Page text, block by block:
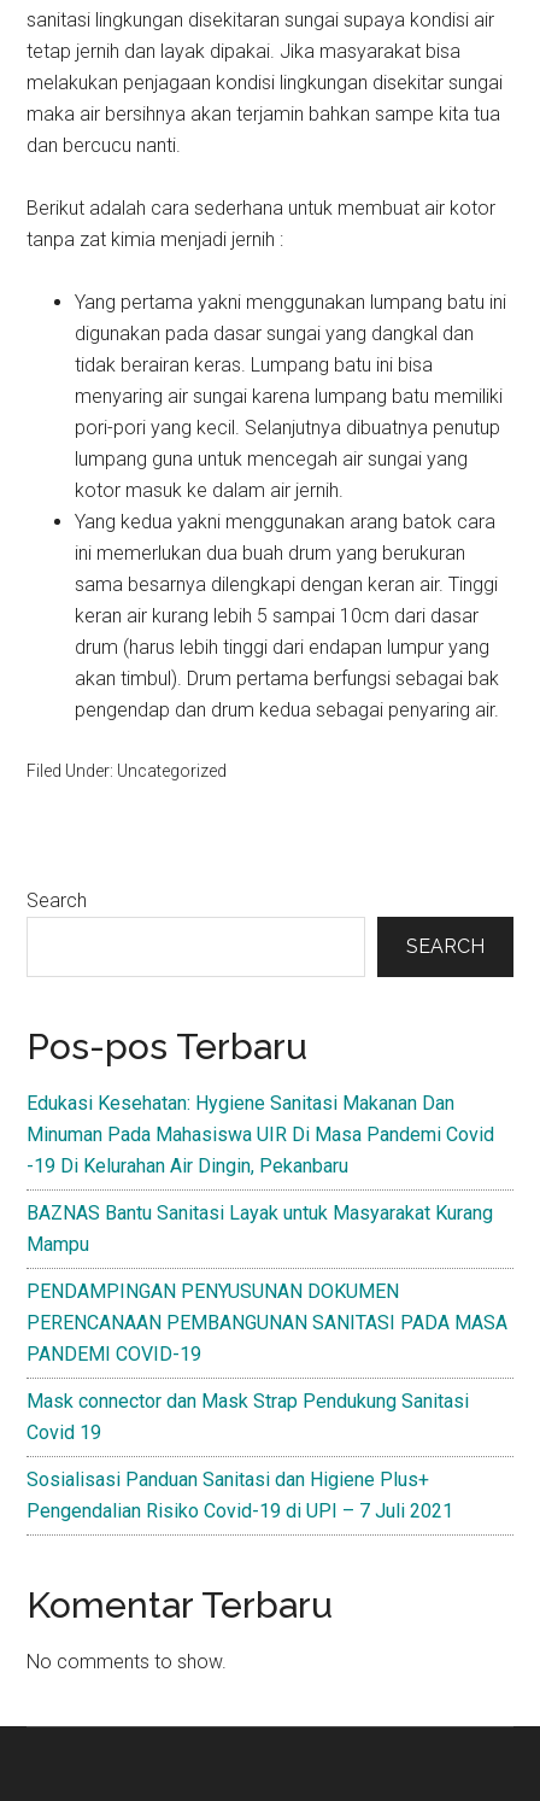
sanitasi lingkungan disekitaran sungai supaya kondisi air
tetap jernih dan layak dipakai. Jika masyarakat bisa
melakukan penjagaan kondisi lingkungan disekitar sungai
maka air bersihnya akan terjamin bahkan sampe kita tua
dan bercucu nanti.
Berikut adalah cara sederhana untuk membuat air kotor
tanpa zat kimia menjadi jernih :
Yang pertama yakni menggunakan lumpang batu ini
digunakan pada dasar sungai yang dangkal dan
tidak berairan keras. Lumpang batu ini bisa
menyaring air sungai karena lumpang batu memiliki
pori-pori yang kecil. Selanjutnya dibuatnya penutup
lumpang guna untuk mencegah air sungai yang
kotor masuk ke dalam air jernih.
Yang kedua yakni menggunakan arang batok cara
ini memerlukan dua buah drum yang berukuran
sama besarnya dilengkapi dengan keran air. Tinggi
keran air kurang lebih 5 sampai 10cm dari dasar
drum (harus lebih tinggi dari endapan lumpur yang
akan timbul). Drum pertama berfungsi sebagai bak
pengendap dan drum kedua sebagai penyaring air.
Filed Under: Uncategorized
Primary
Search
SEARCH
Pos-pos Terbaru
Edukasi Kesehatan: Hygiene Sanitasi Makanan Dan
Minuman Pada Mahasiswa UIR Di Masa Pandemi Covid
-19 Di Kelurahan Air Dingin, Pekanbaru
BAZNAS Bantu Sanitasi Layak untuk Masyarakat Kurang
Mampu
PENDAMPINGAN PENYUSUNAN DOKUMEN
PERENCANAAN PEMBANGUNAN SANITASI PADA MASA
PANDEMI COVID-19
Mask connector dan Mask Strap Pendukung Sanitasi
Covid 19
Sosialisasi Panduan Sanitasi dan Higiene Plus+
Pengendalian Risiko Covid-19 di UPI – 7 Juli 2021
Komentar Terbaru
No comments to show.